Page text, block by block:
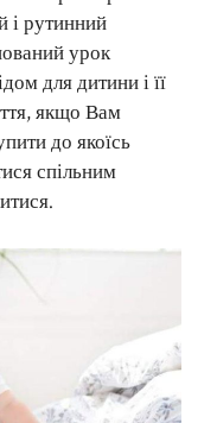
і рутинний
урок
для дитини і її
якщо Вам
до якоїсь
спільним